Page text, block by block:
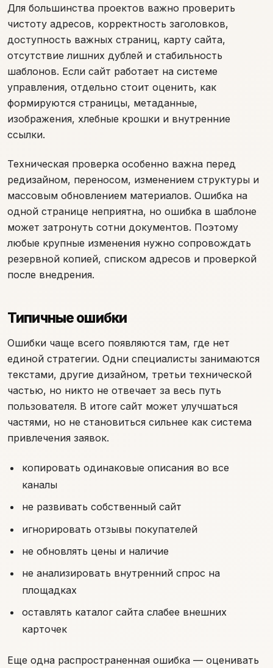
Для большинства проектов важно проверить
чистоту адресов, корректность заголовков,
доступность важных страниц, карту сайта,
отсутствие лишних дублей и стабильность
шаблонов. Если сайт работает на системе
управления, отдельно стоит оценить, как
формируются страницы, метаданные,
изображения, хлебные крошки и внутренние
ссылки.
Техническая проверка особенно важна перед
редизайном, переносом, изменением структуры и
массовым обновлением материалов. Ошибка на
одной странице неприятна, но ошибка в шаблоне
может затронуть сотни документов. Поэтому
любые крупные изменения нужно сопровождать
резервной копией, списком адресов и проверкой
после внедрения.
Типичные ошибки
Ошибки чаще всего появляются там, где нет
единой стратегии. Одни специалисты занимаются
текстами, другие дизайном, третьи технической
частью, но никто не отвечает за весь путь
пользователя. В итоге сайт может улучшаться
частями, но не становиться сильнее как система
привлечения заявок.
копировать одинаковые описания во все
каналы
не развивать собственный сайт
игнорировать отзывы покупателей
не обновлять цены и наличие
не анализировать внутренний спрос на
площадках
оставлять каталог сайта слабее внешних
карточек
Еще одна распространенная ошибка — оценивать